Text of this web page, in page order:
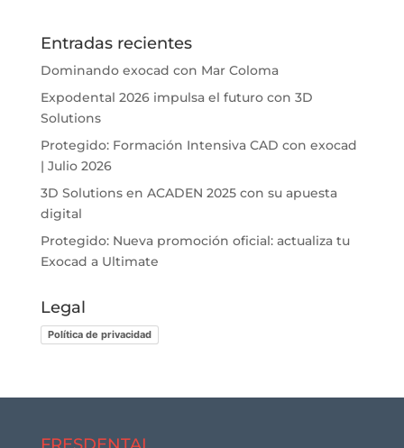
Entradas recientes
Dominando exocad con Mar Coloma
Expodental 2026 impulsa el futuro con 3D
Solutions
Protegido: Formación Intensiva CAD con exocad
| Julio 2026
3D Solutions en ACADEN 2025 con su apuesta
digital
Protegido: Nueva promoción oficial: actualiza tu
Exocad a Ultimate
Legal
Política de privacidad
FRESDENTAL